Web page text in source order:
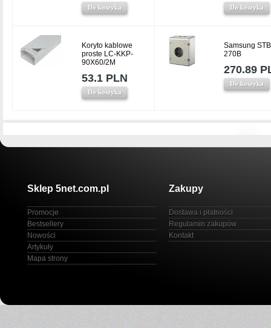
Do koszyka Do koszyka
Koryto kablowe
proste LC-KKP-
90X60/2M
53.1 PLN
Do koszyka
Samsung
270B
270.89
Do koszyka
Sklep 5net.com.pl
Promocje
Bestsellery
Nowości
Artykuły
Mapa strony
Zakupy
Dostawa i płatności
Regulamin zakupów
Kontakt